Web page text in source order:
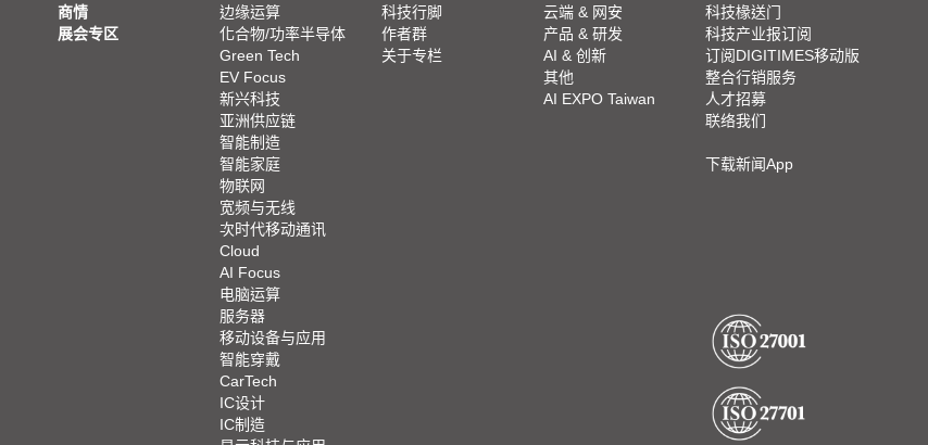
商情
展会专区
边缘运算
化合物/功率半导体
Green Tech
EV Focus
新兴科技
亚洲供应链
智能制造
智能家庭
物联网
宽频与无线
次时代移动通讯
Cloud
AI Focus
电脑运算
服务器
移动设备与应用
智能穿戴
CarTech
IC设计
IC制造
科技行脚
作者群
关于专栏
云端 & 网安
产品 & 研发
AI & 创新
其他
AI EXPO Taiwan
科技椽送门
科技产业报订阅
订阅DIGITIMES移动版
整合行销服务
人才招募
联络我们
下载新闻App